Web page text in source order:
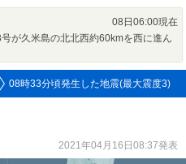
08日06:00現在
が久米島の北北西約60kmを西に進ん
08時33分頃発生した地震(最大震度3)
2021年04月16日08:37発表